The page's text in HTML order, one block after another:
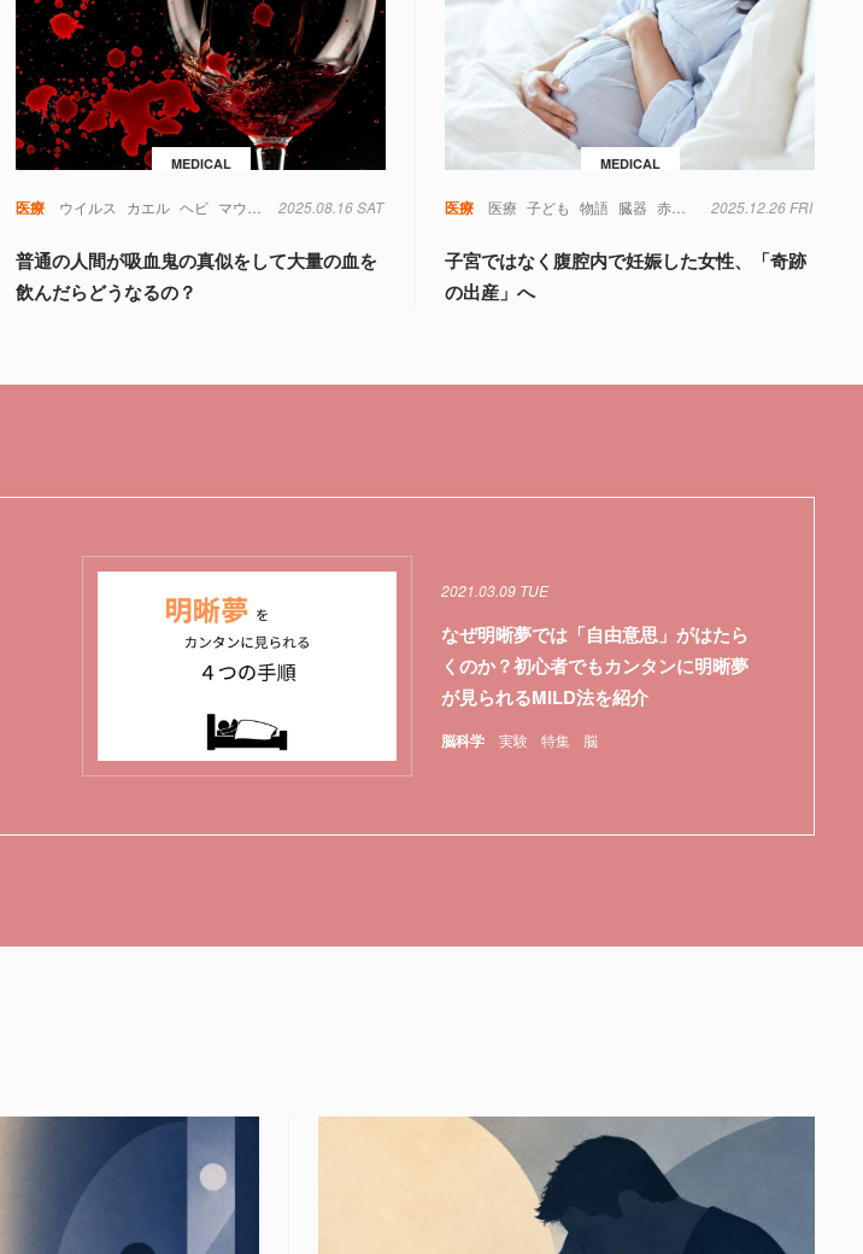
MEDICAL
医療 ウイルス カエル ヘビ マウス 免疫 毒 糖尿病 遺伝子
2025.08.16 SAT
普通の人間が吸血鬼の真似をして大量の血を
飲んだらどうなるの？
MEDICAL
医療 医療 子ども 物語 臓器 赤ちゃん 2025.12.26 FRI
子宮ではなく腹腔内で妊娠した女性、「奇跡
の出産」へ
脳科学 実験 特集 脳
2021.03.09 TUE
なぜ明晰夢では「自由意思」がはたら
くのか？初心者でもカンタンに明晰夢
が見られるMILD法を紹介